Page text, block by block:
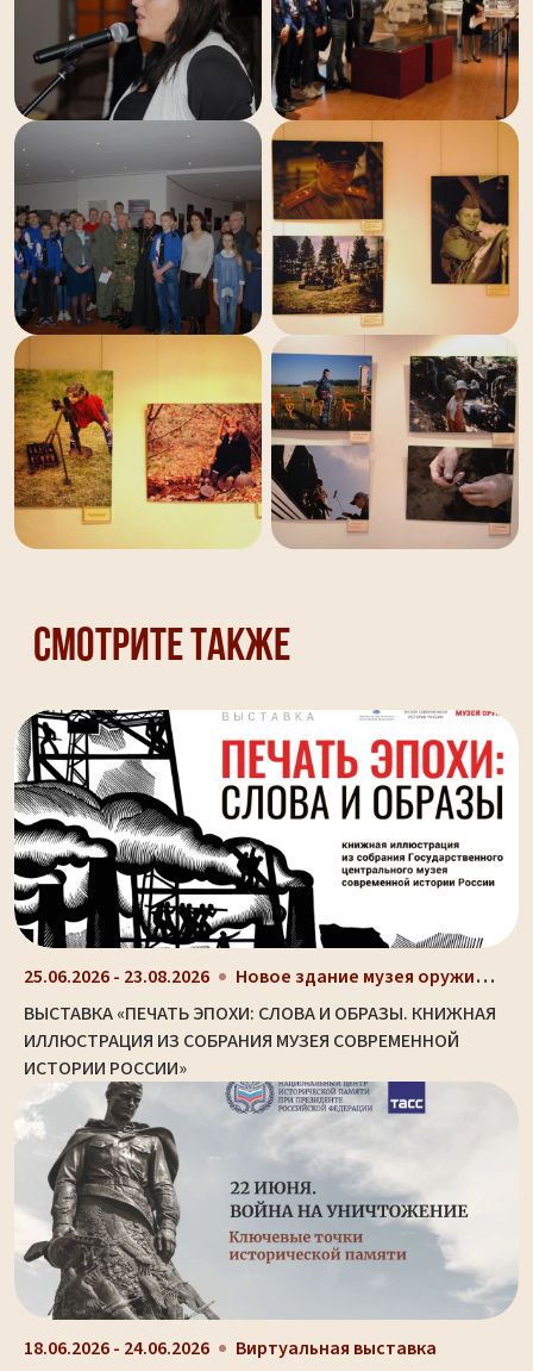
Смотрите также
25.06.2026 - 23.08.2026 Новое здание музея оружия (ул. Октябрьская, д. 2)
ВЫСТАВКА «ПЕЧАТЬ ЭПОХИ: СЛОВА И ОБРАЗЫ. КНИЖНАЯ
ИЛЛЮСТРАЦИЯ ИЗ СОБРАНИЯ МУЗЕЯ СОВРЕМЕННОЙ
ИСТОРИИ РОССИИ»
18.06.2026 - 24.06.2026
Виртуальная выставка